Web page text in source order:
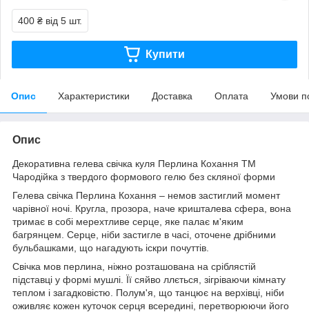
400 ₴ від 5 шт.
Купити
Опис Характеристики Доставка Оплата Умови
Опис
Декоративна гелева свічка куля Перлина Кохання ТМ
Чародійка з твердого формового гелю без скляної форми
Гелева свічка Перлина Кохання – немов застиглий момент
чарівної ночі. Кругла, прозора, наче кришталева сфера, вона
тримає в собі мерехтливе серце, яке палає м'яким
багрянцем. Серце, ніби застигле в часі, оточене дрібними
бульбашками, що нагадують іскри почуттів.
Свічка мов перлина, ніжно розташована на сріблястій
підставці у формі мушлі. Її сяйво ллється, зігріваючи кімнату
теплом і загадковістю. Полум'я, що танцює на верхівці, ніби
оживляє кожен куточок серця всередині, перетворюючи його